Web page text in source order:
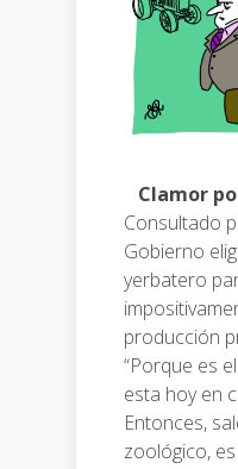
Clamor
Consultado
Gobierno
yerbatero
producción
“Porque es
esta hoy en
Entonces,
zoológico,